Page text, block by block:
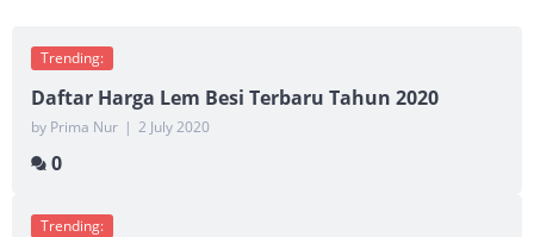
Trending:
Daftar Harga Lem Besi Terbaru Tahun 2020
by Prima Nur | 2 July 2020
0
Trending: